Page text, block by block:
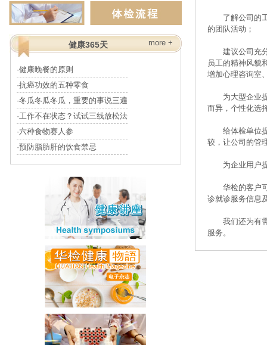
健康365天 more +
·健康晚餐的原则
·抗癌功效的五种零食
·冬瓜冬瓜冬瓜，重要的事说三遍
·工作不在状态？试试三线放松法
·六种食物赛人参
·预防脂肪肝的饮食禁忌
了解公司的工
的团队活动；
建议公司充分
员工的精神风貌
增加心理咨询室
为大型企业提
而异，个性化选
给体检单位提
较，让公司的管
为企业用户提
华检的客户可
诊就诊服务信息
我们还为有需
服务。